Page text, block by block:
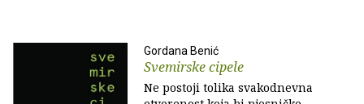
Gordana Benić
Svemirske cipele
Ne postoji tolika svakodnevna